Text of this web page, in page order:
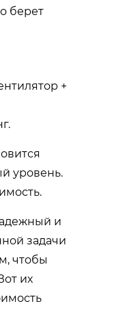
берет
+
уровень.
и
задачи
чтобы
их